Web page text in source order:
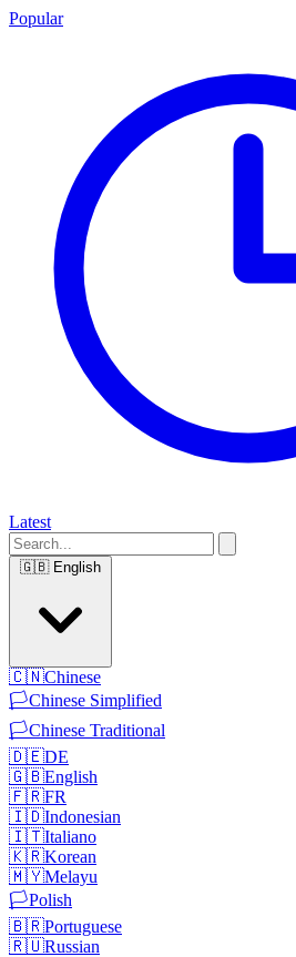
Popular
Latest
🇬🇧 English
🇨🇳Chinese
🏳️Chinese Simplified
🏳️Chinese Traditional
🇩🇪DE
🇬🇧English
🇫🇷FR
🇮🇩Indonesian
🇮🇹Italiano
🇰🇷Korean
🇲🇾Melayu
🏳️Polish
🇧🇷Portuguese
🇷🇺Russian